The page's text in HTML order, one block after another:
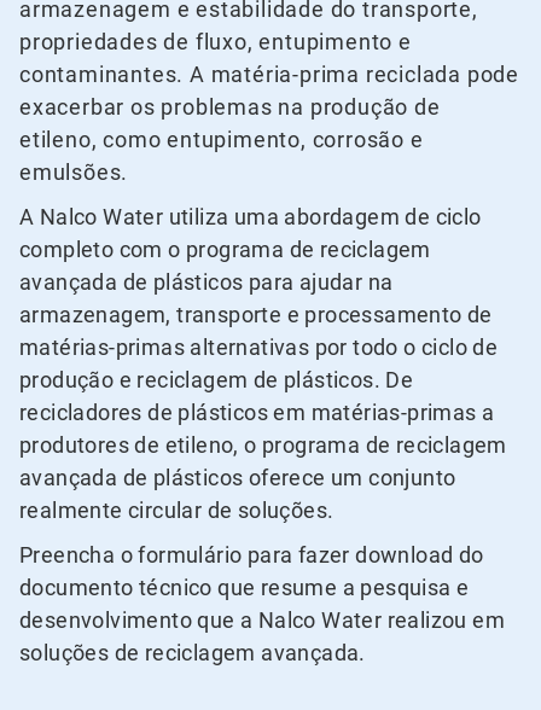
armazenagem e estabilidade do transporte,
propriedades de fluxo, entupimento e
contaminantes. A matéria-prima reciclada pode
exacerbar os problemas na produção de
etileno, como entupimento, corrosão e
emulsões.
A Nalco Water utiliza uma abordagem de ciclo
completo com o programa de reciclagem
avançada de plásticos para ajudar na
armazenagem, transporte e processamento de
matérias-primas alternativas por todo o ciclo de
produção e reciclagem de plásticos. De
recicladores de plásticos em matérias-primas a
produtores de etileno, o programa de reciclagem
avançada de plásticos oferece um conjunto
realmente circular de soluções.
Preencha o formulário para fazer download do
documento técnico que resume a pesquisa e
desenvolvimento que a Nalco Water realizou em
soluções de reciclagem avançada.